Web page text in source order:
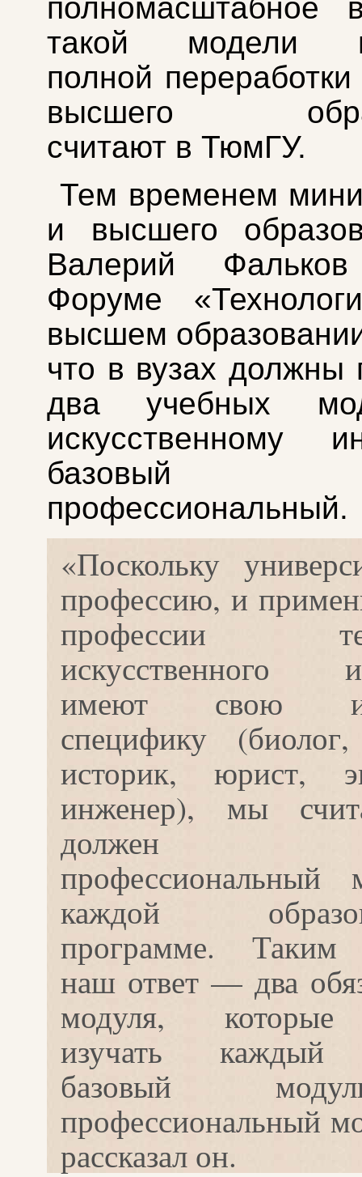
полномасштабное
такой модели
полной
высшего
считают в ТюмГУ.
Тем временем
и высшего
Валерий
Форуме
высшем
что в вузах должны
два учебных
искусственному
профессиональный.
«Поскольку
профессию, и
профессии
искусственного
имеют свою
специфику
историк, юрист,
инженер), мы
должен
профессиональный
каждой
программе. Таким
наш ответ — два
модуля,
изучать каждый
базовый
профессиональный
рассказал он.